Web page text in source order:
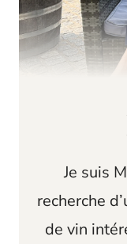
Je suis
recherche
de vin